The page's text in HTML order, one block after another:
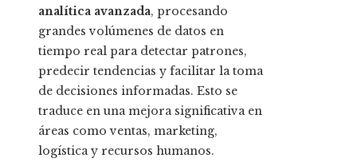
analítica avanzada, procesando
grandes volúmenes de datos en
tiempo real para detectar patrones,
predecir tendencias y facilitar la toma
de decisiones informadas. Esto se
traduce en una mejora significativa en
áreas como ventas, marketing,
logística y recursos humanos.